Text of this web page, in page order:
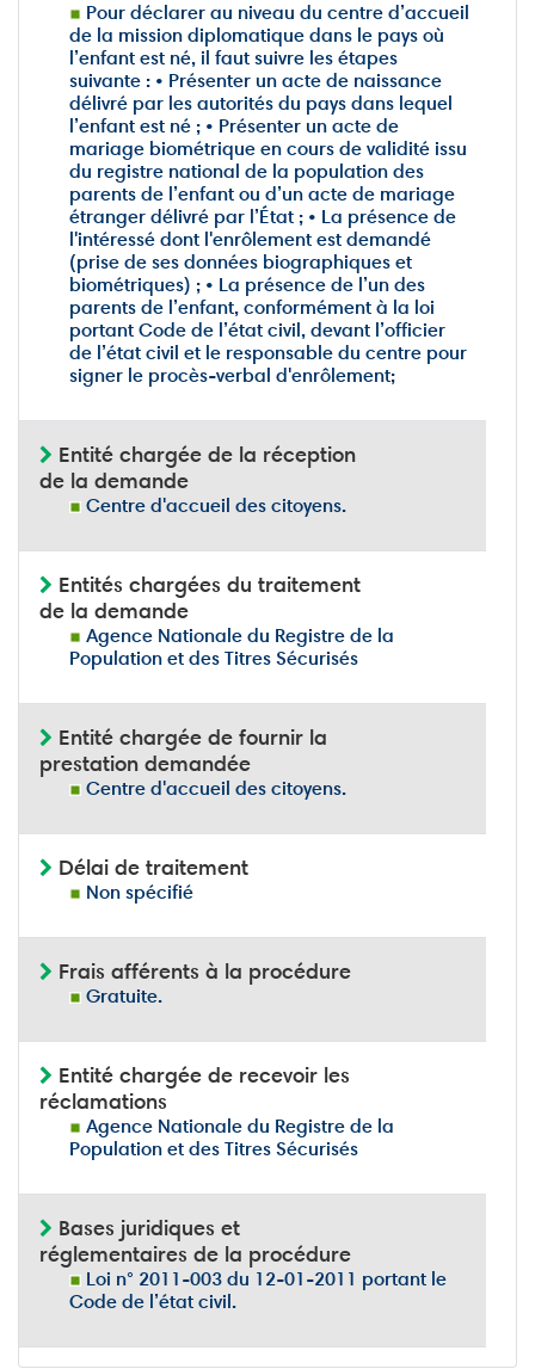
Pour déclarer au niveau du centre d’accueil
de la mission diplomatique dans le pays où
l’enfant est né, il faut suivre les étapes
suivante : • Présenter un acte de naissance
délivré par les autorités du pays dans lequel
l’enfant est né ; • Présenter un acte de
mariage biométrique en cours de validité issu
du registre national de la population des
parents de l’enfant ou d’un acte de mariage
étranger délivré par l’État ; • La présence de
l'intéressé dont l'enrôlement est demandé
(prise de ses données biographiques et
biométriques) ; • La présence de l’un des
parents de l’enfant, conformément à la loi
portant Code de l’état civil, devant l’officier
de l’état civil et le responsable du centre pour
signer le procès-verbal d'enrôlement;
Entité chargée de la réception
de la demande
Centre d'accueil des citoyens.
Entités chargées du traitement
de la demande
Agence Nationale du Registre de la
Population et des Titres Sécurisés
Entité chargée de fournir la
prestation demandée
Centre d'accueil des citoyens.
Délai de traitement
Non spécifié
Frais afférents à la procédure
Gratuite.
Entité chargée de recevoir les
réclamations
Agence Nationale du Registre de la
Population et des Titres Sécurisés
Bases juridiques et
réglementaires de la procédure
Loi n° 2011-003 du 12-01-2011 portant le
Code de l’état civil.